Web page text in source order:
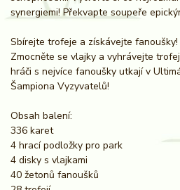
synergiemi! Překvapte soupeře
Sbírejte trofeje a získávejte fanoušky!
Zmocněte se vlajky a vyhrávejte
hráči s nejvíce fanoušky utkají v
Šampiona Vyzyvatelů!
Obsah balení:
336 karet
4 hrací podložky pro park
4 disky s vlajkami
40 žetonů fanoušků